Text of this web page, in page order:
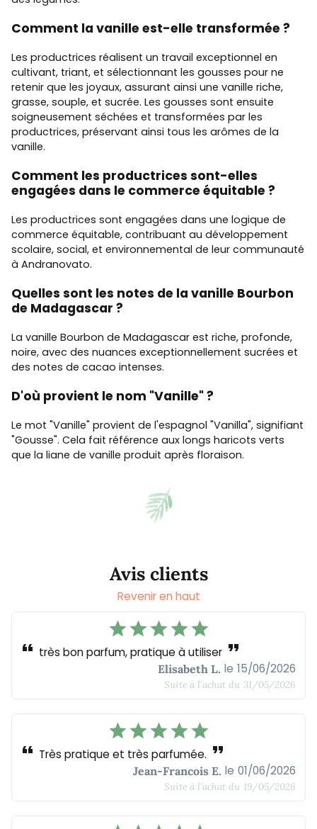
Comment la vanille est-elle transformée ?
Les productrices réalisent un travail exceptionnel en
cultivant, triant, et sélectionnant les gousses pour ne
retenir que les joyaux, assurant ainsi une vanille riche,
grasse, souple, et sucrée. Les gousses sont ensuite
soigneusement séchées et transformées par les
productrices, préservant ainsi tous les arômes de la
vanille.
Comment les productrices sont-elles
engagées dans le commerce équitable ?
Les productrices sont engagées dans une logique de
commerce équitable, contribuant au développement
scolaire, social, et environnemental de leur communauté
à Andranovato.
Quelles sont les notes de la vanille Bourbon
de Madagascar ?
La vanille Bourbon de Madagascar est riche, profonde,
noire, avec des nuances exceptionnellement sucrées et
des notes de cacao intenses.
D'où provient le nom "Vanille" ?
Le mot "Vanille" provient de l'espagnol "Vanilla", signifiant
"Gousse". Cela fait référence aux longs haricots verts
que la liane de vanille produit après floraison.
Avis clients
Revenir en haut
star star star star star
format_quote très bon parfum, pratique à utiliser format_quote
Elisabeth L. le 15/06/2026
Suite à l'achat du 31/05/2026
star star star star star
format_quote Très pratique et très parfumée. format_quote
Jean-Francois E. le 01/06/2026
Suite à l'achat du 19/05/2026